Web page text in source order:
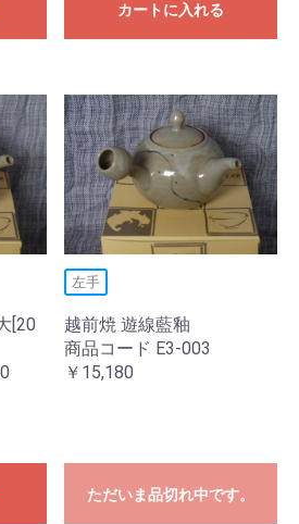
カートに入れる
[20
左手
越前焼 遊線藍釉
商品コード E3-003
￥15,180
ただいま品切れ中です。